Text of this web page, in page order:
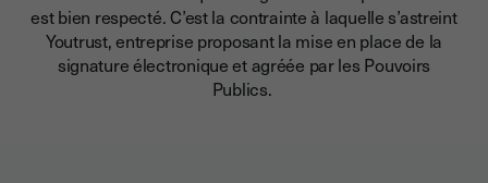
est bien respecté. C’est la contrainte à laquelle s’astreint
Youtrust, entreprise proposant la mise en place de la
signature électronique et agréée par les Pouvoirs
Publics.